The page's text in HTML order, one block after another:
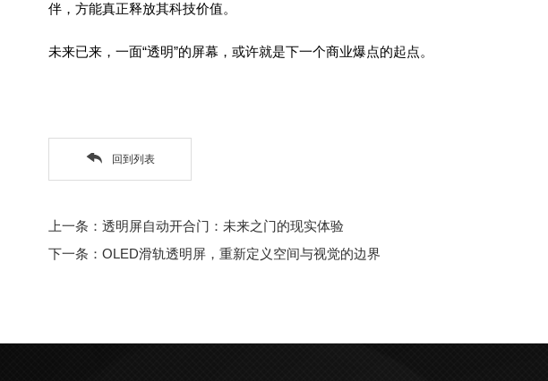
伴，方能真正释放其科技价值。
未来已来，一面“透明”的屏幕，或许就是下一个商业爆点的起点。
回到列表
上一条：透明屏自动开合门：未来之门的现实体验
下一条：OLED滑轨透明屏，重新定义空间与视觉的边界